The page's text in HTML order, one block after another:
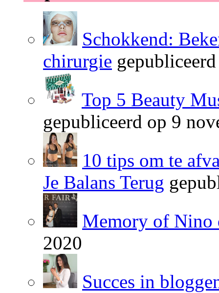
Schokkend:
chirurgie
Top 5 Beauty
gepubliceerd op 9
10 tips om te
Je Balans Terug
Memory of Nino
2020
Succes in